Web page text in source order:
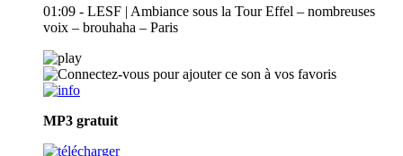
01:09 - LESF | Ambiance sous la Tour Effel – nombreuses
voix – brouhaha – Paris
MP3 gratuit